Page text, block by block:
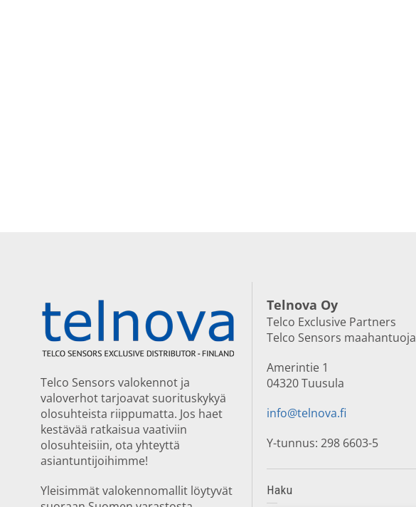
Telco Sensors valokennot ja
valoverhot tarjoavat suorituskykyä
olosuhteista riippumatta. Jos haet
kestävää ratkaisua vaativiin
olosuhteisiin, ota yhteyttä
asiantuntijoihimme!
Yleisimmät valokennomallit löytyvät
Telnova Oy
Telco Exclusive Partners
Telco Sensors maahantuoja
Amerintie 1
04320 Tuusula
info@telnova.fi
Y-tunnus: 298 6603-5
Haku